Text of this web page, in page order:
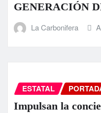
GENERACIÓN
La Carbonifera
ESTATAL
Impulsan la